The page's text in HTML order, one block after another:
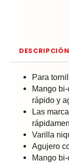
DESCRIPCIÓN
Para
Mango
rápido y
Las
Varilla
Agujero
Mango